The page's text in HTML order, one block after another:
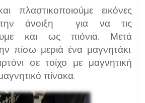
πλαστικοποιούμε εικόνες
την άνοιξη για να τις
και ως πιόνια. Μετά
πίσω μεριά ένα μαγνητάκι.
σε τοίχο με μαγνητική
πίνακα.